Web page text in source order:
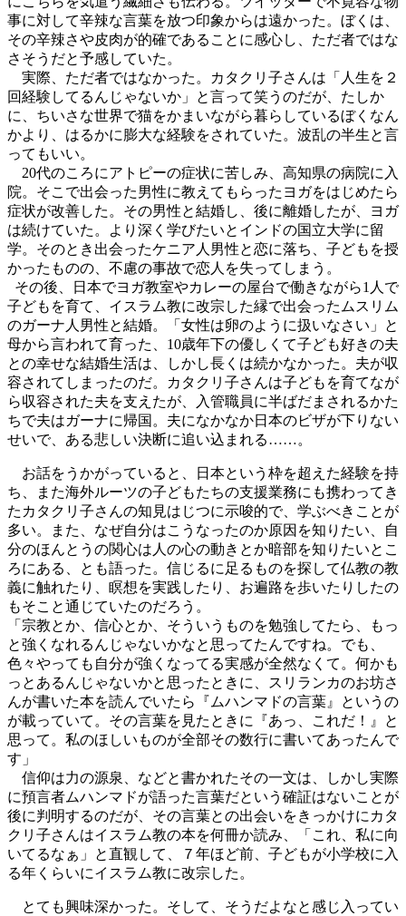
事に対して辛辣な言葉を放つ印象からは遠かった。ぼくは、
その辛辣さや皮肉が的確であることに感心し、ただ者ではな
さそうだと予感していた。
実際、ただ者ではなかった。カタクリ子さんは「人生を２
回経験してるんじゃないか」と言って笑うのだが、たしか
に、ちいさな世界で猫をかまいながら暮らしているぼくなん
かより、はるかに膨大な経験をされていた。波乱の半生と言
ってもいい。
20代のころにアトピーの症状に苦しみ、高知県の病院に入
院。そこで出会った男性に教えてもらったヨガをはじめたら
症状が改善した。その男性と結婚し、後に離婚したが、ヨガ
は続けていた。より深く学びたいとインドの国立大学に留
学。そのとき出会ったケニア人男性と恋に落ち、子どもを授
かったものの、不慮の事故で恋人を失ってしまう。
その後、日本でヨガ教室やカレーの屋台で働きながら1人で
子どもを育て、イスラム教に改宗した縁で出会ったムスリム
のガーナ人男性と結婚。「女性は卵のように扱いなさい」と
母から言われて育った、10歳年下の優しくて子ども好きの夫
との幸せな結婚生活は、しかし長くは続かなかった。夫が収
容されてしまったのだ。カタクリ子さんは子どもを育てなが
ら収容された夫を支えたが、入管職員に半ばだまされるかた
ちで夫はガーナに帰国。夫になかなか日本のビザが下りない
せいで、ある悲しい決断に追い込まれる……。
お話をうかがっていると、日本という枠を超えた経験を持
ち、また海外ルーツの子どもたちの支援業務にも携わってき
たカタクリ子さんの知見はじつに示唆的で、学ぶべきことが
多い。また、なぜ自分はこうなったのか原因を知りたい、自
分のほんとうの関心は人の心の動きとか暗部を知りたいとこ
ろにある、とも語った。信じるに足るものを探して仏教の教
義に触れたり、瞑想を実践したり、お遍路を歩いたりしたの
もそこと通じていたのだろう。
「宗教とか、信心とか、そういうものを勉強してたら、もっ
と強くなれるんじゃないかなと思ってたんですね。でも、
色々やっても自分が強くなってる実感が全然なくて。何かも
っとあるんじゃないかと思ったときに、スリランカのお坊さ
んが書いた本を読んでいたら『ムハンマドの言葉』というの
が載っていて。その言葉を見たときに『あっ、これだ！』と
思って。私のほしいものが全部その数行に書いてあったんで
す」
信仰は力の源泉、などと書かれたその一文は、しかし実際
に預言者ムハンマドが語った言葉だという確証はないことが
後に判明するのだが、その言葉との出会いをきっかけにカタ
クリ子さんはイスラム教の本を何冊か読み、「これ、私に向
いてるなぁ」と直観して、７年ほど前、子どもが小学校に入
る年くらいにイスラム教に改宗した。
とても興味深かった。そして、そうだよなと感じ入ってい